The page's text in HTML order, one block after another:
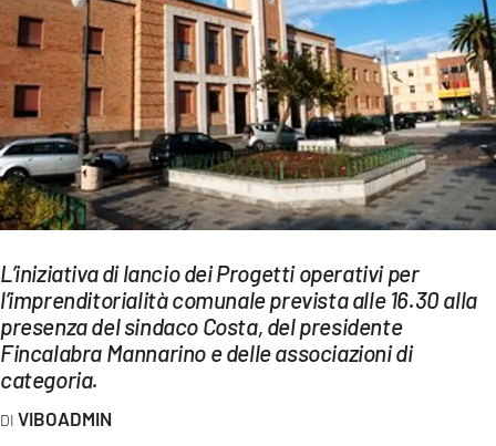
CULTURA
ECONOMIA E LAVORO
EVENTI
SPORT
Streaming
LAC NETWORK
LAC ONAIR
LaC
L’iniziativa di lancio dei Progetti operativi per
l’imprenditorialità comunale prevista alle 16.30 alla
presenza del sindaco Costa, del presidente
Fincalabra Mannarino e delle associazioni di
categoria.
VIBOADMIN